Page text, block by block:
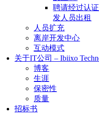
聘请经过认证
发人员出租
人员扩充
离岸开发中心
互动模式
关于IT公司 – Ibiixo
博客
生涯
保密性
质量
招标书